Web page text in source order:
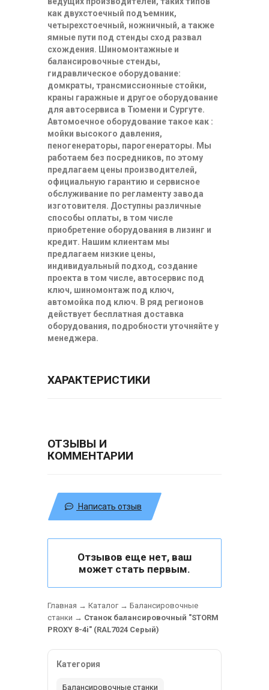
как двухстоечный подъемник,
четырехстоечный, ножничный, а также
ямные пути под стенды сход развал
схождения. Шиномонтажные и
балансировочные стенды,
гидравлическое оборудование:
домкраты, трансмиссионные стойки,
краны гаражные и другое оборудование
для автосервиса в Тюмени и Сургуте.
Автомоечное оборудование такое как :
мойки высокого давления,
пеногенераторы, парогенераторы. Мы
работаем без посредников, по этому
предлагаем цены производителей,
официальную гарантию и сервисное
обслуживание по регламенту завода
изготовителя. Доступны различные
способы оплаты, в том числе
приобретение оборудования в лизинг и
кредит. Нашим клиентам мы
предлагаем низкие цены,
индивидуальный подход, создание
проекта в том числе, автосервис под
ключ, шиномонтаж под ключ,
автомойка под ключ. В ряд регионов
действует бесплатная доставка
оборудования, подробности уточняйте у
менеджера.
ХАРАКТЕРИСТИКИ
ОТЗЫВЫ И
КОММЕНТАРИИ
Написать отзыв
Отзывов еще нет, ваш
может стать первым.
Главная → Каталог→ Балансировочные
станки → Станок балансировочный "STORM
PROXY 8-4i" (RAL7024 Серый)
Категория
Балансировочные станки